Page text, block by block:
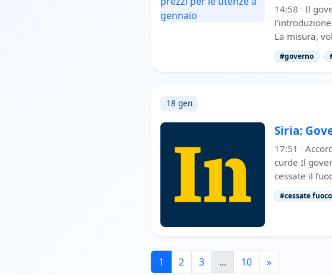
14:58 · Il
La misura,
#governo
18 gen
Siria:
17:51 ·
curde Il
cessate il
#cessate fuoco
1 2 3 ... 10 »